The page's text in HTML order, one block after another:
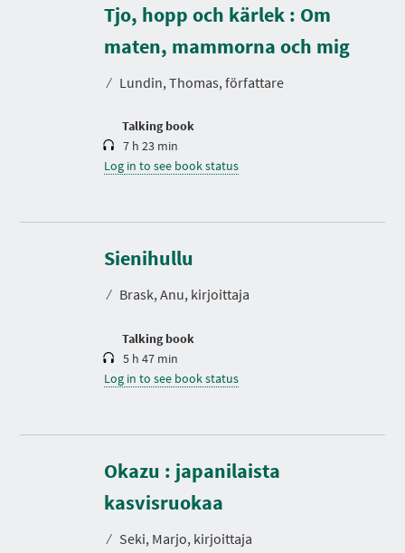
Tjo, hopp och kärlek : Om
maten, mammorna och mig
⁄ Lundin, Thomas, författare
Talking book
D
u
r
a
i
7 h 23 min
Log in to see book status
Sienihullu
⁄ Brask, Anu, kirjoittaja
Talking book
D
r
a
i
5 h 47 min
Log in to see book status
Okazu : japanilaista
kasvisruokaa
⁄ Seki, Marjo, kirjoittaja
D
u
r
a
i